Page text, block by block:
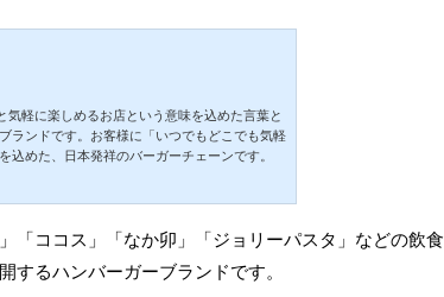
軽に楽しめるお店という意味を込めた言葉と
ランドです。お客様に「いつでもどこでも気軽
めた、日本発祥のバーガーチェーンです。
「ココス」「なか卯」「ジョリーパスタ」などの飲食
するハンバーガーブランドです。